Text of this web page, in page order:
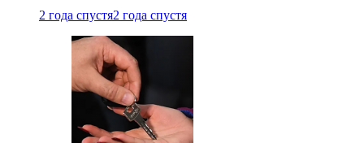
2 года спустя2 года спустя